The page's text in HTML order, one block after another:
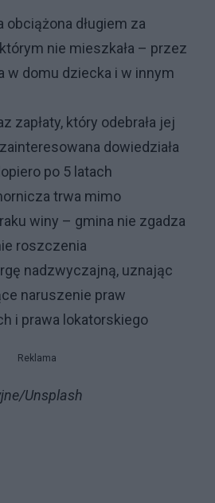
obciążona długiem za
nie mieszkała – przez
w domu dziecka i w innym
zapłaty, który odebrała jej
dowiedziała
po 5 latach
trwa mimo
winy – gmina nie zgadza
roszczenia
nadzwyczajną, uznając
naruszenie praw
i prawa lokatorskiego
Reklama
Unsplash